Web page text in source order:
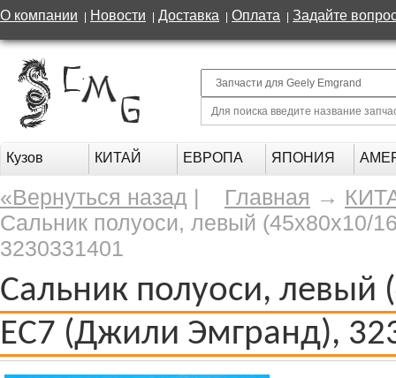
О компании Новости Доставка Оплата Задайте
Кузов КИТАЙ ЕВРОПА ЯПОНИЯ
«Вернуться назад | Главная →
Сальник полуоси, левый (45х80х10/
3230331401
Сальник полуоси, левый
EC7 (Джили Эмгранд),